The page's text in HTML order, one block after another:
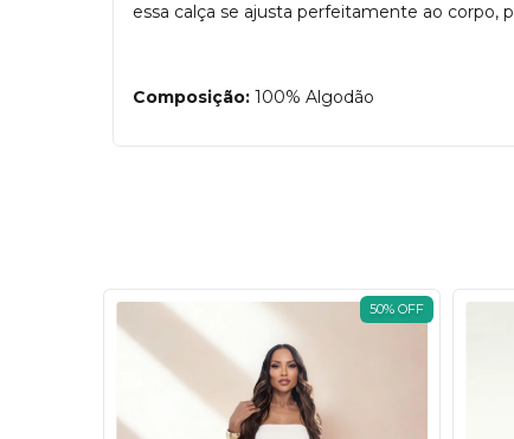
essa calça se ajusta perfeitamente ao corpo,
Composição: 100% Algodão
50% OFF